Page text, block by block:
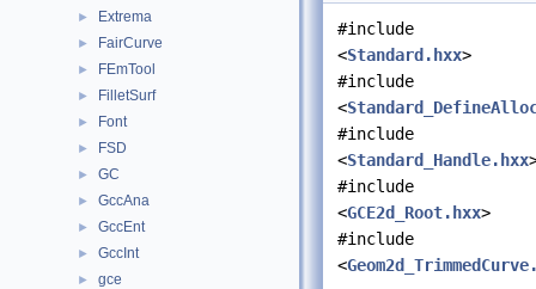
► Extrema
► FairCurve
► FEmTool
► FilletSurf
► Font
► FSD
► GC
► GccAna
► GccEnt
► GccInt
► gce
#include
<Standard.hxx>
#include
<
#include
<Standard_Handle.hxx
#include
<GCE2d_Root.hxx>
#include
<